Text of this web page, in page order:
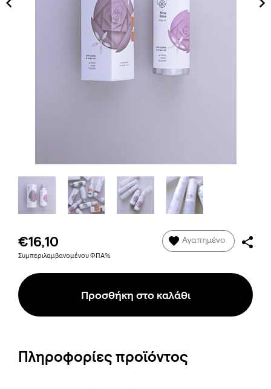
€16,10
Συμπεριλαμβανομένου ΦΠΑ%
Αγαπημένο
Προσθήκη στο καλάθι
Πληροφορίες προϊόντος